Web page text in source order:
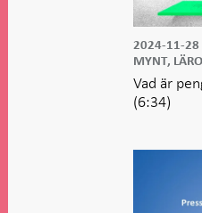
2024-11-28
MYNT,
Vad är
(6:34)